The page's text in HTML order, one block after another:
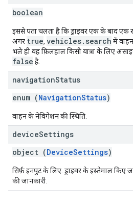
boolean
इससे पता चलता है कि ड्राइवर एक के बाद एक
अगर true, vehicles.search में
भले ही वह फ़िलहाल किसी यात्रा के लिए
false है.
navigationStatus
enum (NavigationStatus)
वाहन के नेविगेशन की स्थिति.
deviceSettings
object (DeviceSettings)
सिर्फ़ इनपुट के लिए. ड्राइवर के इस्तेमाल किए
की जानकारी.